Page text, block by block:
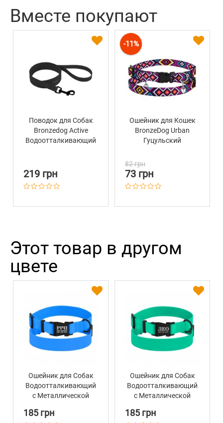
Вместе покупают
Поводок для Собак
Bronzedog Active
Водоотталкивающий
Покрытием Черный
219 грн
-11%
Ошейник для Кошек
BronzeDog Urban
Гуцульский
Пряжкой и
Колокольчиком
Фиолетовый
82 грн
73 грн
Этот товар в другом
цвете
Ошейник для Собак
Водоотталкивающий
с Металлической
Active Голубой
185 грн
Ошейник для Собак
Водоотталкивающий
с Металлической
Active Зеленый
185 грн